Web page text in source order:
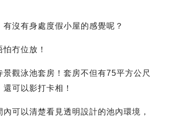
沒有身處度假小屋的感覺呢？
冇位放！
觀泳池套房！套房不但有75平方公尺
可以影打卡相！
可以清楚看見透明設計的池內環境，